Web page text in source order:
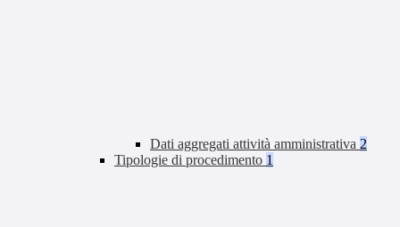
Dati aggregati attività amministrativa 2
Tipologie di procedimento 1